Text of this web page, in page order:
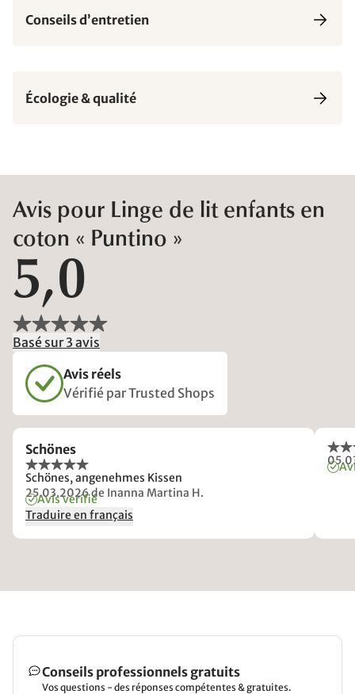
Conseils d’entretien
Écologie & qualité
Avis pour Linge de lit enfants en
coton « Puntino »
5,0
Basé sur 3 avis
Avis réels
Vérifié par Trusted Shops
Schönes
Schönes, angenehmes Kissen
25.03.2026de Inanna Martina H.
Avis vérifié
Traduire en français
Conseils professionnels gratuits
Vos questions - des réponses compétentes & gratuites.